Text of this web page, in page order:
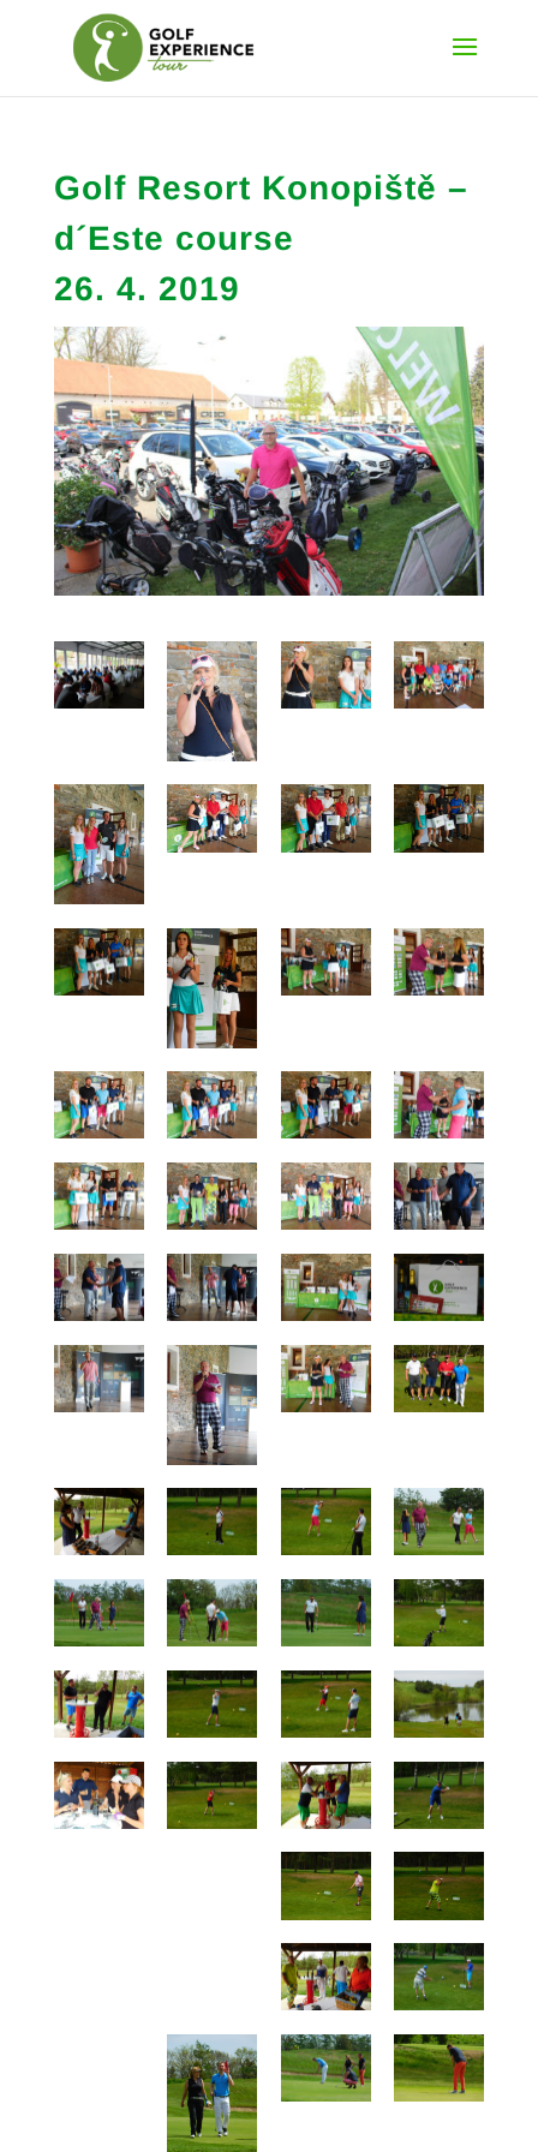
Golf Resort Konopiště –
d´Este course
26. 4. 2019